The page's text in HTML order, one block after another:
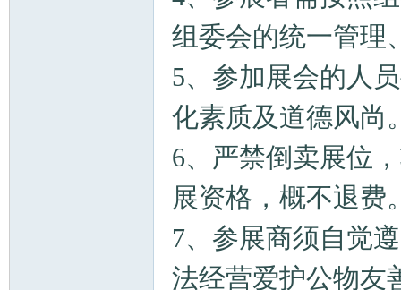
组委会的统一管理
5、参加展会的人
化素质及道德风尚
6、严禁倒卖展位
展资格，概不退费
7、参展商须自觉
法经营爱护公物友